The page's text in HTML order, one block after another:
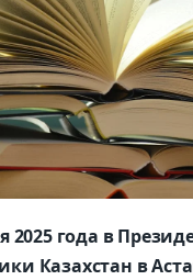
2025 года в
Казахстан в